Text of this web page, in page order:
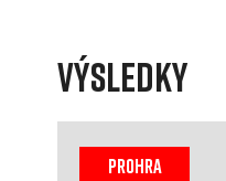
VÝSLEDKY
PROHRA